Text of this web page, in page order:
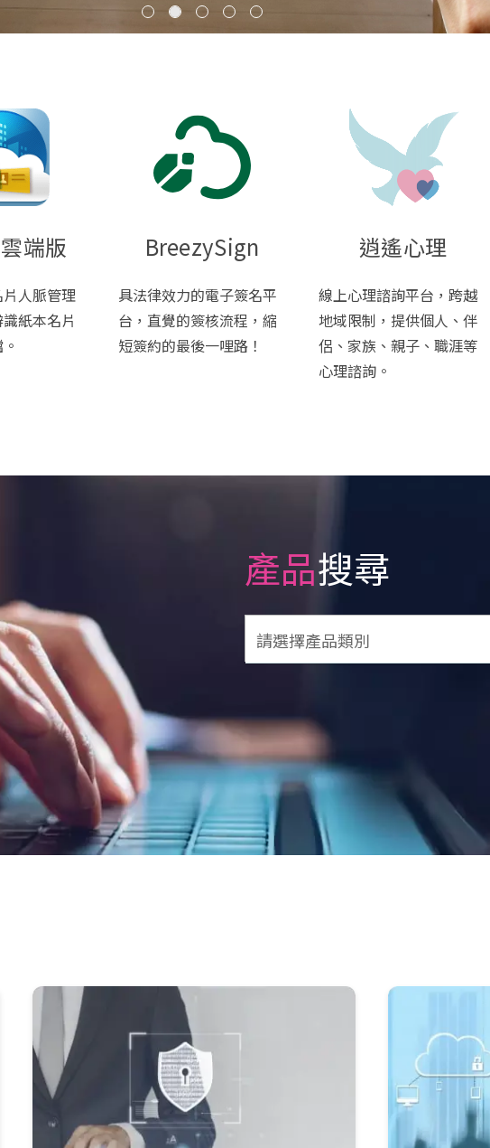
端版
人脈管理
紙本名片
BreezySign
具法律效力的電子簽名平
台，直覺的簽核流程，縮
短簽約的最後一哩路！
逍遙心理
線上心理諮詢平台，跨越
地域限制，提供個人、伴
侶、家族、親子、職涯等
心理諮詢。
產品搜尋
請選擇產品類別